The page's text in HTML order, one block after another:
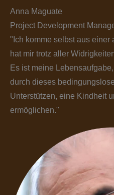
Anna Maguate
Project Development
"Ich komme selbst aus einer
hat mir trotz aller
Es ist meine
durch dieses
Unterstützen, eine Kindheit
ermöglichen."